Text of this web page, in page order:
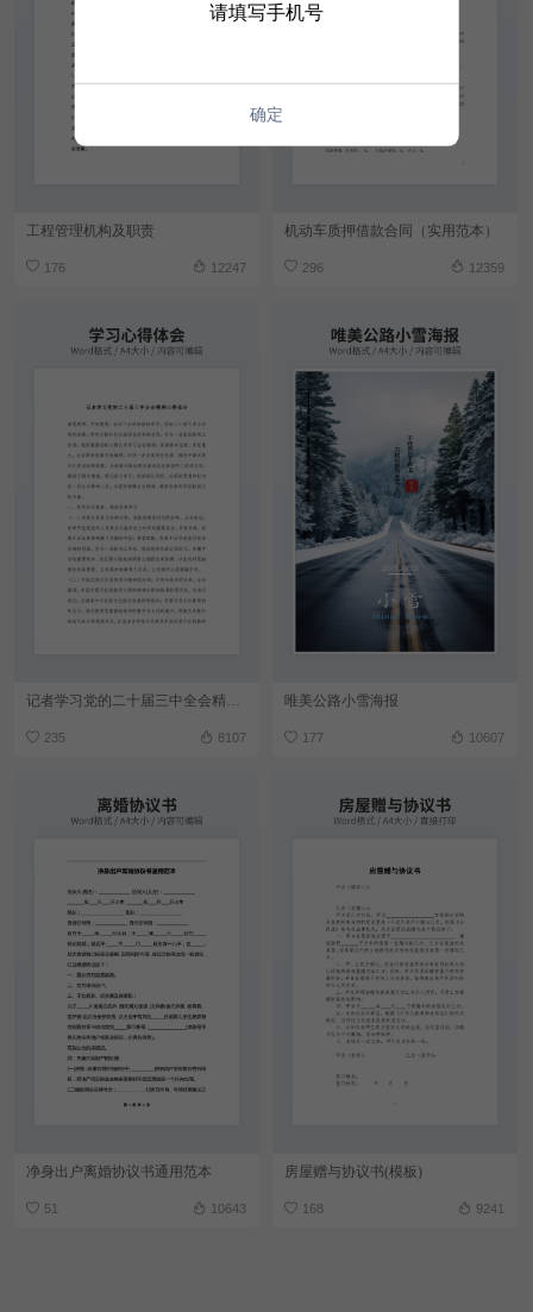
工程管理机构及职责
176 12247
机动车质押借款合同（实用范本）
296 12359
记者学习党的二十届三中全会精神心得体会
235 8107
唯美公路小雪海报
177 10607
净身出户离婚协议书通用范本
51 10643
房屋赠与协议书(模板)
168 9241
请填写手机号
确定